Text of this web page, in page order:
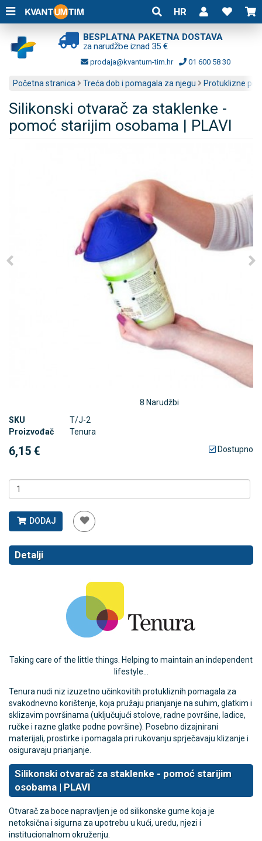
HR
BESPLATNA PAKETNA DOSTAVA
za narudžbe iznad 35 €
prodaja@kvantum-tim.hr 01 600 58 30
Početna stranica Treća dob i pomagala za njegu Protuklizne
Silikonski otvarač za staklenke -
pomoć starijim osobama | PLAVI
8 Narudžbi
SKU
T/J-2
Proizvođač
Tenura
6,15 € Dostupno
DODAJ
Detalji
Taking care of the little things. Helping to maintain an independent
lifestyle...
Tenura nudi niz izuzetno učinkovitih protukliznih pomagala za
svakodnevno korištenje, koja pružaju prianjanje na suhim, glatkim i
sklizavim površinama (uključujući stolove, radne površine, ladice,
ručke i razne glatke podne površine). Posebno dizajnirani
materijali, prostirke i pomagala pri rukovanju sprječavaju klizanje i
osiguravaju prianjanje.
Silikonski otvarač za staklenke - pomoć starijim
osobama | PLAVI
Otvarač za boce napravljen je od silikonske gume koja je
netoksična i sigurna za upotrebu u kući, uredu, njezi i
institucionalnom okruženju.